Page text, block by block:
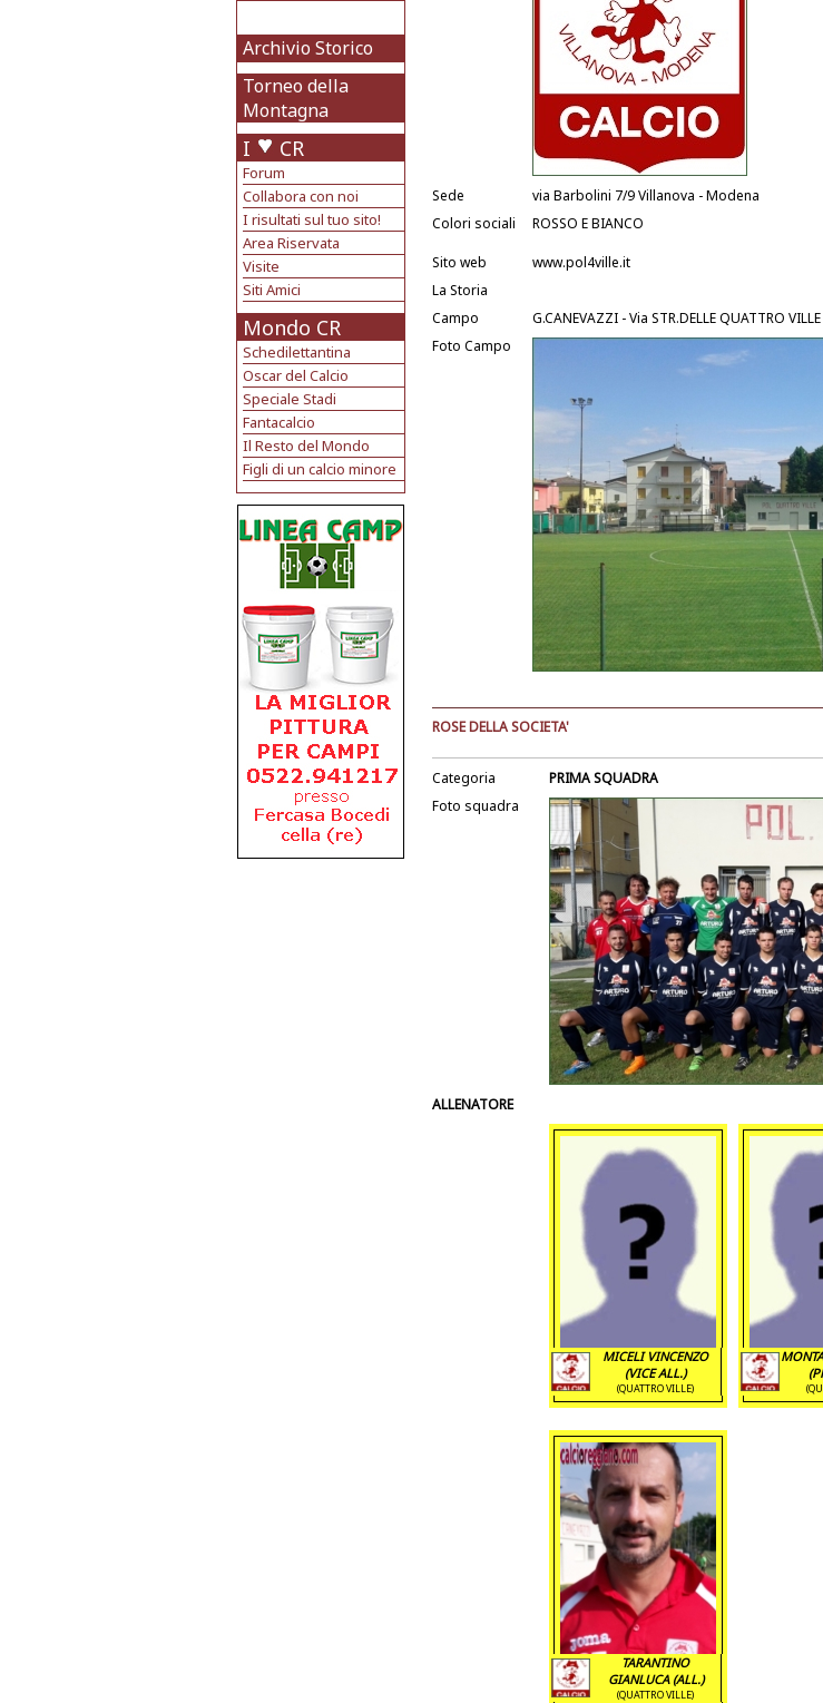
Archivio Storico
Torneo della
Montagna
I CR
Forum
Collabora con noi
I risultati sul tuo sito!
Area Riservata
Visite
Siti Amici
Mondo CR
Schedilettantina
Oscar del Calcio
Speciale Stadi
Fantacalcio
Il Resto del Mondo
Figli di un calcio minore
Sede
via Barbolini 7/9 Villanova - Modena
Colori sociali
ROSSO E BIANCO
Sito web
www.pol4ville.it
La Storia
Campo
G.CANEVAZZI - Via STR.DELLE QUATTRO VILLE
Foto Campo
ROSE DELLA SOCIETA'
Categoria
PRIMA SQUADRA
Foto squadra
ALLENATORE
MICELI VINCENZO
(VICE ALL.)
(QUATTRO VILLE)
TARANTINO
GIANLUCA (ALL.)
(QUATTRO VILLE)